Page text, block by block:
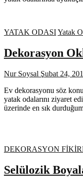
YATAK ODASIYatak
Dekorasyon
Nur Soysal Şubat 24,
Ev dekorasyonu söz
yatak odalarını ziyaret
üzerinde en sık
DEKORASYON
Selülozik